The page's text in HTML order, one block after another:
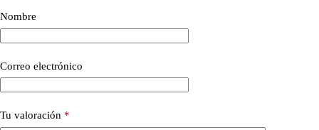
Nombre
Correo electrónico
Tu valoración *